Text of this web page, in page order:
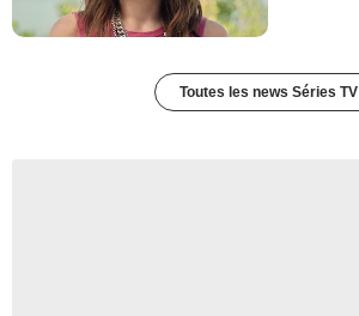
Toutes les news Séries TV